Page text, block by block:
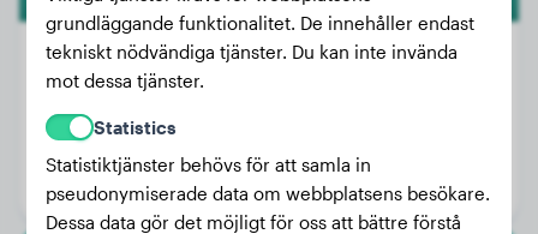
Vikt:
Ålder:
Kön:
Honhund
grundläggande funktionalitet. De innehåller endast
tekniskt nödvändiga tjänster. Du kan inte invända
mot dessa tjänster.
Statistics
Statistiktjänster behövs för att samla in
pseudonymiserade data om webbplatsens besökare.
Dessa data gör det möjligt för oss att bättre förstå